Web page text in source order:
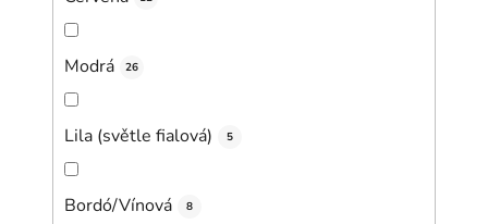
Modrá 26
Lila (světle fialová) 5
Bordó/Vínová 8